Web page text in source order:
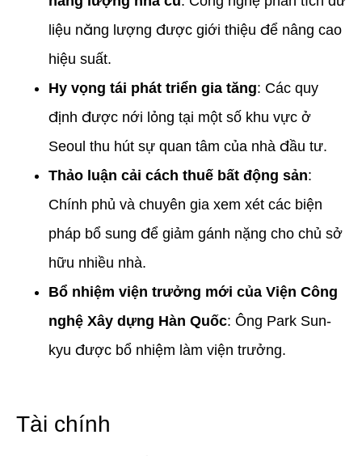
liệu năng lượng được giới thiệu để nâng cao
hiệu suất.
Hy vọng tái phát triển gia tăng: Các quy
định được nới lỏng tại một số khu vực ở
Seoul thu hút sự quan tâm của nhà đầu tư.
Thảo luận cải cách thuế bất động sản:
Chính phủ và chuyên gia xem xét các biện
pháp bổ sung để giảm gánh nặng cho chủ sở
hữu nhiều nhà.
Bổ nhiệm viện trưởng mới của Viện Công
nghệ Xây dựng Hàn Quốc: Ông Park Sun-
kyu được bổ nhiệm làm viện trưởng.
Tài chính